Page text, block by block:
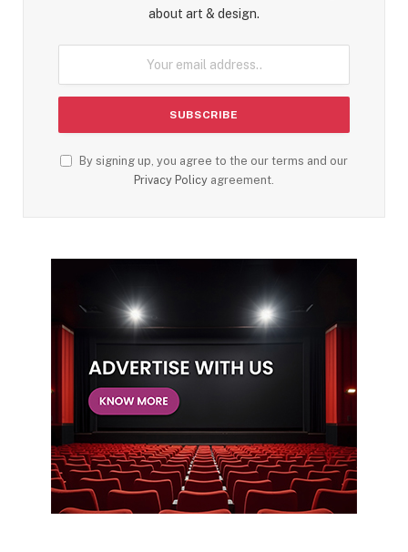
about art & design.
By signing up, you agree to the our terms and our
Privacy Policy agreement.